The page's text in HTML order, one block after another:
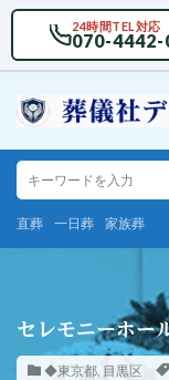
24時間TEL対応
070-4442-
直葬 一日葬 家族葬
セレモニーホー
◆東京都, 目黒区